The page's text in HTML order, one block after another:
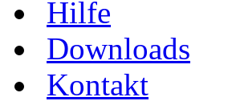
Hilfe
Downloads
Kontakt